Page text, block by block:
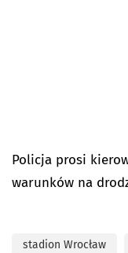
Policja prosi
warunków na
stadion Wrocław